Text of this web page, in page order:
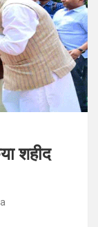
पर संस्कृत के प्रसार
शहीद